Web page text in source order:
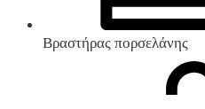
Βραστήρας πορσελάνης